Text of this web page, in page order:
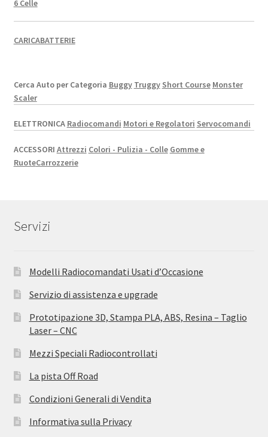
6 Celle
CARICABATTERIE
Cerca Auto per Categoria Buggy Truggy Short Course Monster
Scaler
ELETTRONICA Radiocomandi Motori e Regolatori Servocomandi
ACCESSORI Attrezzi Colori - Pulizia - Colle Gomme e
RuoteCarrozzerie
Servizi
Modelli Radiocomandati Usati d’Occasione
Servizio di assistenza e upgrade
Prototipazione 3D, Stampa PLA, ABS, Resina – Taglio
Laser – CNC
Mezzi Speciali Radiocontrollati
La pista Off Road
Condizioni Generali di Vendita
Informativa sulla Privacy